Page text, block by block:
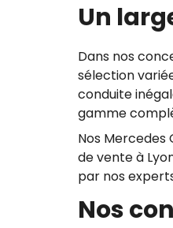
Un
Dans nos
sélection
conduite
gamme
Nos Mercedes
de vente à
par nos
Nos